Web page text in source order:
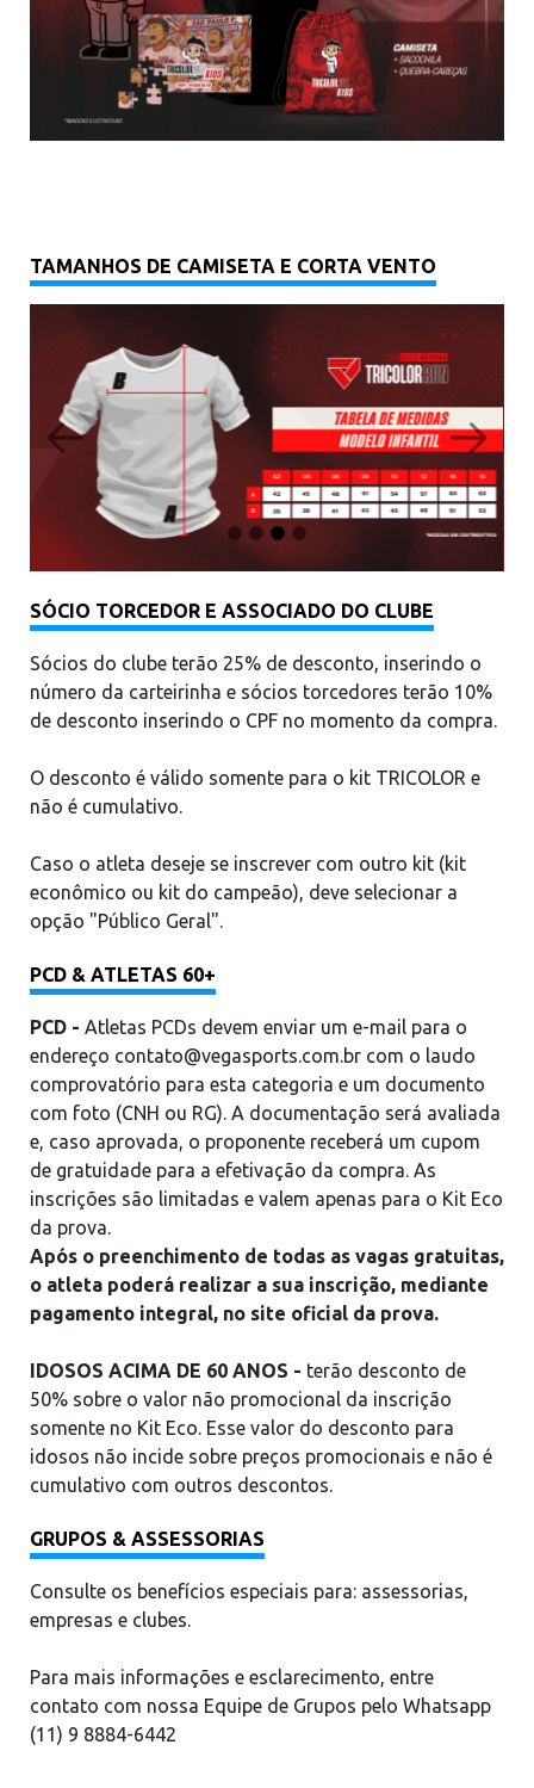
TAMANHOS DE CAMISETA E CORTA VENTO
P
u
N
e
x
SÓCIO TORCEDOR E ASSOCIADO DO CLUBE
Sócios do clube terão 25% de desconto, inserindo o
número da carteirinha e sócios torcedores terão 10%
de desconto inserindo o CPF no momento da compra.
O desconto é válido somente para o kit TRICOLOR e
não é cumulativo.
Caso o atleta deseje se inscrever com outro kit (kit
econômico ou kit do campeão), deve selecionar a
opção "Público Geral".
PCD & ATLETAS 60+
PCD - Atletas PCDs devem enviar um e-mail para o
endereço contato@vegasports.com.br com o laudo
comprovatório para esta categoria e um documento
com foto (CNH ou RG). A documentação será avaliada
e, caso aprovada, o proponente receberá um cupom
de gratuidade para a efetivação da compra. As
inscrições são limitadas e valem apenas para o Kit Eco
da prova.
Após o preenchimento de todas as vagas gratuitas,
o atleta poderá realizar a sua inscrição, mediante
pagamento integral, no site oficial da prova.
IDOSOS ACIMA DE 60 ANOS - terão desconto de
50% sobre o valor não promocional da inscrição
somente no Kit Eco. Esse valor do desconto para
idosos não incide sobre preços promocionais e não é
cumulativo com outros descontos.
GRUPOS & ASSESSORIAS
Consulte os benefícios especiais para: assessorias,
empresas e clubes.
Para mais informações e esclarecimento, entre
contato com nossa Equipe de Grupos pelo Whatsapp
(11) 9 8884-6442